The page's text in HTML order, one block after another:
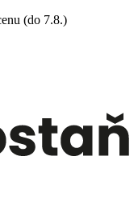
(do 7.8.)